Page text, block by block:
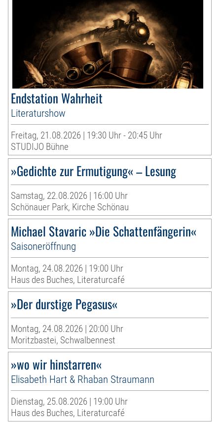
Endstation Wahrheit
Literaturshow
Freitag, 21.08.2026 | 19:30 Uhr - 20:45 Uhr
STUDIJO Bühne
»Gedichte zur Ermutigung« – Lesung
Samstag, 22.08.2026 | 16:00 Uhr
Schönauer Park, Kirche Schönau
Michael Stavaric »Die Schattenfängerin«
Saisoneröffnung
Montag, 24.08.2026 | 19:00 Uhr
Haus des Buches, Literaturcafé
»Der durstige Pegasus«
Montag, 24.08.2026 | 20:00 Uhr
Moritzbastei, Schwalbennest
»wo wir hinstarren«
Elisabeth Hart & Rhaban Straumann
Dienstag, 25.08.2026 | 19:00 Uhr
Haus des Buches, Literaturcafé